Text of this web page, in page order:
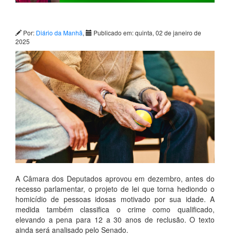
Por: Diário da Manhã,
Publicado em: quinta, 02 de janeiro de
2025
A Câmara dos Deputados aprovou em dezembro, antes do
recesso parlamentar, o projeto de lei que torna hediondo o
homicídio de pessoas idosas motivado por sua idade. A
medida também classifica o crime como qualificado,
elevando a pena para 12 a 30 anos de reclusão. O texto
ainda será analisado pelo Senado.